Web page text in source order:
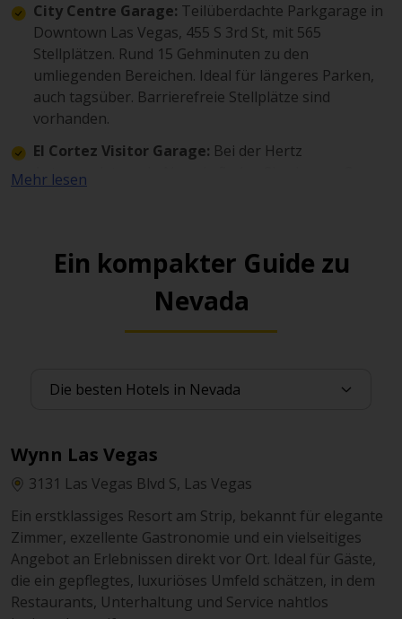
City Centre Garage: Teilüberdachte Parkgarage in
Downtown Las Vegas, 455 S 3rd St, mit 565
Stellplätzen. Rund 15 Gehminuten zu den
umliegenden Bereichen. Ideal für längeres Parken,
auch tagsüber. Barrierefreie Stellplätze sind
vorhanden.
El Cortez Visitor Garage: Bei der Hertz
Autovermietung in Nevada finden Sie eine große
Attraktionen. Kundenparkplätze können kostenfrei
sein, meist jedoch nur für Gäste des El Cortez Hotel &
Casino. Bitte prüfen Sie die Bedingungen vor Ort.
Neonopolis Garage:Tiefgarage mit 555 Stellplätzen
Elektrofahrzeuge.
Mehr lesen
Ein kompakter Guide zu
Nevada
Wynn Las Vegas
3131 Las Vegas Blvd S, Las Vegas
Ein erstklassiges Resort am Strip, bekannt für elegante
Zimmer, exzellente Gastronomie und ein vielseitiges
Angebot an Erlebnissen direkt vor Ort. Ideal für Gäste,
die ein gepflegtes, luxuriöses Umfeld schätzen, in dem
Restaurants, Unterhaltung und Service nahtlos